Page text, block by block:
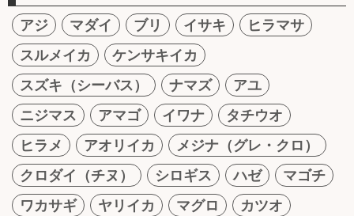
アジ マダイ ブリ イサキ
ヒラマサ
スルメイカ
ケンサキイカ
スズキ（シーバス）
ナマズ
アユ
ニジマス
アマゴ イワナ
タチウオ
ヒラメ
アオリイカ
メジナ（グレ・クロ）
クロダイ（チヌ）
シロギス ハゼ
マゴチ
ワカサギ
ヤリイカ マグロ
カツオ